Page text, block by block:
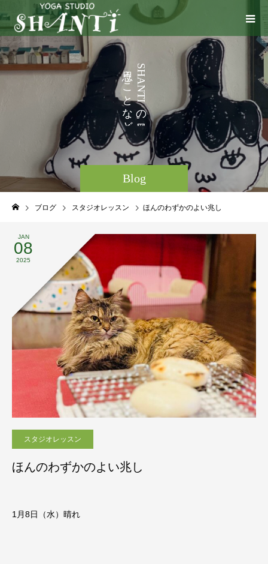
Blog
S
H
A
N
T
I
の
。
う
こ
と
な
ど
い
ろ
い
ブログ スタジオレッスン ほんのわずかのよい兆し
JAN
08
2025
スタジオレッスン
ほんのわずかのよい兆し
1月8日（水）晴れ